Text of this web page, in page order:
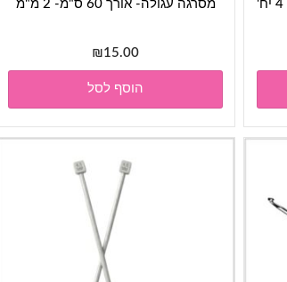
מסרגה עגולה- אורך 60 ס"מ- 2 מ"מ
₪15.00
הוסף לסל